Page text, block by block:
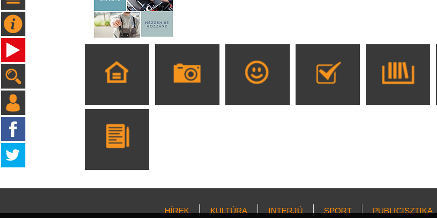
HÍREK KULTÚRA INTERJÚ SPORT PUBLICISZTIKA